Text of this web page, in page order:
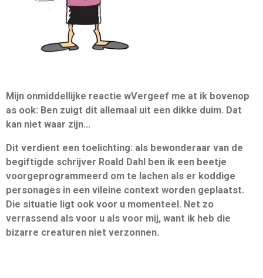
Mijn onmiddellijke reactie wVergeef me at ik bovenop
as ook: Ben zuigt dit allemaal uit een dikke duim. Dat
kan niet waar zijn…
Dit verdient een toelichting: als bewonderaar van de
begiftigde schrijver Roald Dahl ben ik een beetje
voorgeprogrammeerd om te lachen als er koddige
personages in een vileine context worden geplaatst.
Die situatie ligt ook voor u momenteel. Net zo
verrassend als voor u als voor mij, want ik heb die
bizarre creaturen niet verzonnen.